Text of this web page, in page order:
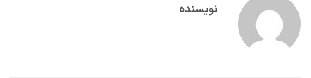
نویسنده